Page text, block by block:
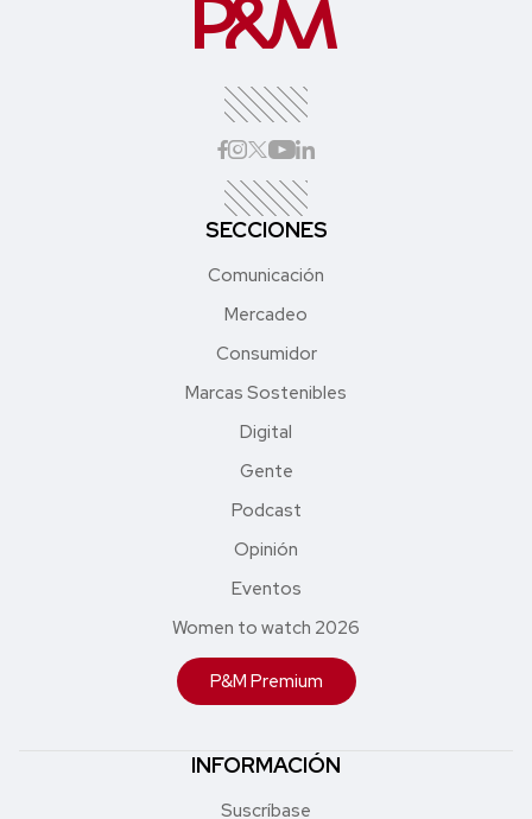
SECCIONES
Comunicación
Mercadeo
Consumidor
Marcas Sostenibles
Digital
Gente
Podcast
Opinión
Eventos
Women to watch 2026
P&M Premium
INFORMACIÓN
Suscríbase